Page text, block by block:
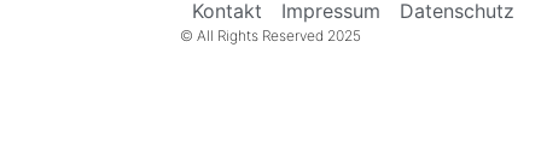
Kontakt Impressum Datenschutz
© All Rights Reserved 2025